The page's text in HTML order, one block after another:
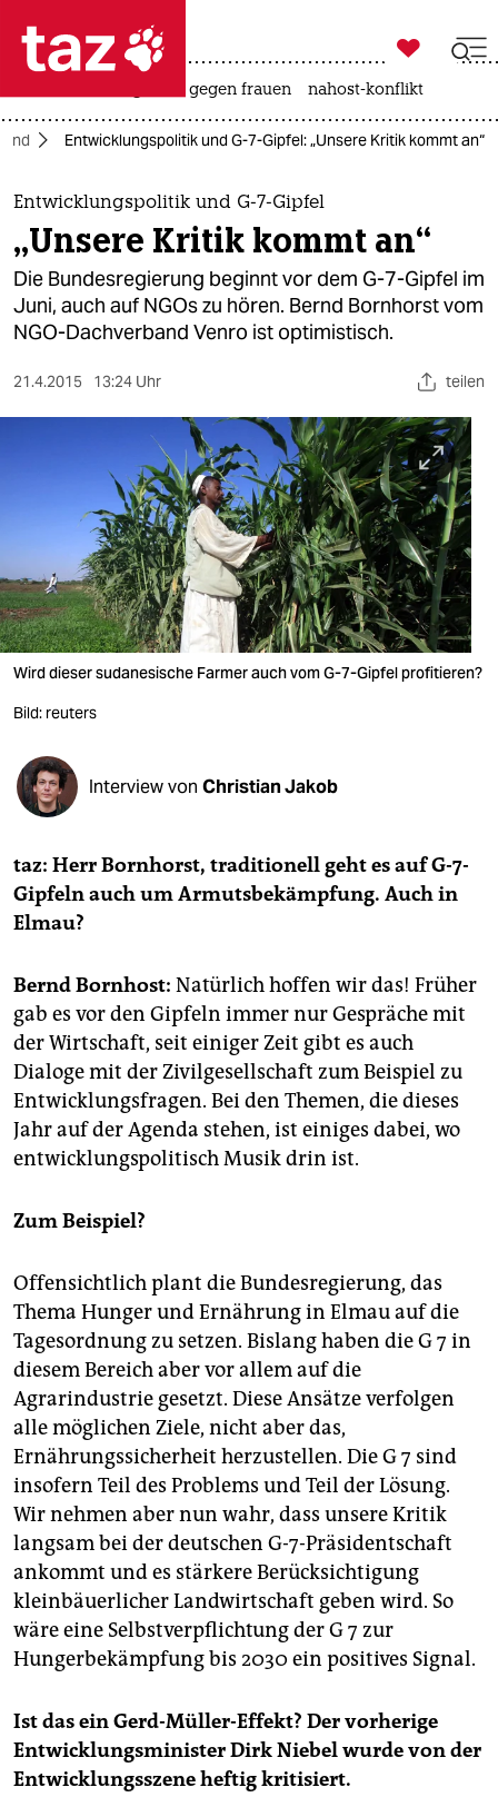
 taz zahl ich
taz zahl ich
themen
politik
öko
nord
wahrheit
verlag
shop
fragen & hilfe
unterstützen
abo
epaper login

taz zahl ich
gewalt gegen frauen nahost-konflikt
Entwicklungspolitik und G-7-Gipfel: „Unsere Kritik kommt an“
Entwicklungspolitik und G-7-Gipfel
„Unsere Kritik kommt an“
Die Bundesregierung beginnt vor dem G-7-Gipfel im
Juni, auch auf NGOs zu hören. Bernd Bornhorst vom
NGO-Dachverband Venro ist optimistisch.
21.4.2015 13:24 Uhr teilen
Wird dieser sudanesische Farmer auch vom G-7-Gipfel profitieren?
Bild: reuters
Interview von Christian Jakob
taz: Herr Bornhorst, traditionell geht es auf G-7-
Gipfeln auch um Armutsbekämpfung. Auch in
Elmau?
Bernd Bornhost: Natürlich hoffen wir das! Früher
gab es vor den Gipfeln immer nur Gespräche mit
der Wirtschaft, seit einiger Zeit gibt es auch
Dialoge mit der Zivilgesellschaft zum Beispiel zu
Entwicklungsfragen. Bei den Themen, die dieses
Jahr auf der Agenda stehen, ist einiges dabei, wo
entwicklungspolitisch Musik drin ist.
Zum Beispiel?
Offensichtlich plant die Bundesregierung, das
Thema Hunger und Ernährung in Elmau auf die
Tagesordnung zu setzen. Bislang haben die G 7 in
diesem Bereich aber vor allem auf die
Agrarindustrie gesetzt. Diese Ansätze verfolgen
alle möglichen Ziele, nicht aber das,
Ernährungssicherheit herzustellen. Die G 7 sind
insofern Teil des Problems und Teil der Lösung.
Wir nehmen aber nun wahr, dass unsere Kritik
langsam bei der deutschen G-7-Präsidentschaft
ankommt und es stärkere Berücksichtigung
kleinbäuerlicher Landwirtschaft geben wird. So
wäre eine Selbstverpflichtung der G 7 zur
Hungerbekämpfung bis 2030 ein positives Signal.
Ist das ein Gerd-Müller-Effekt? Der vorherige
Entwicklungsminister Dirk Niebel wurde von der
Entwicklungsszene heftig kritisiert.